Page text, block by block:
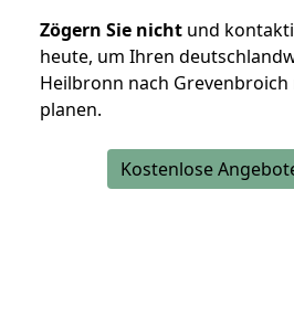
Zögern Sie nicht und
heute, um Ihren
Heilbronn nach
planen.
Kostenlose